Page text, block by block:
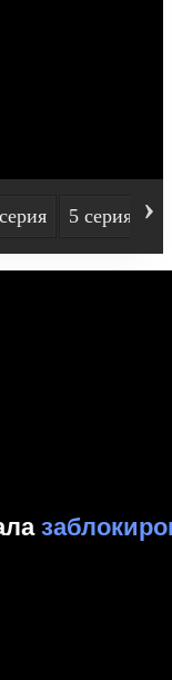
5 серия ›